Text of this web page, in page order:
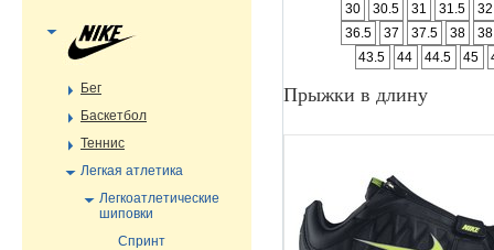
30
30.5 31 31.5
32
36.5
37 37.5 38
43.5
44 44.5 45
Прыжки в длину
Бег
Баскетбол
Теннис
Легкая атлетика
Легкоатлетические
шиповки
Спринт